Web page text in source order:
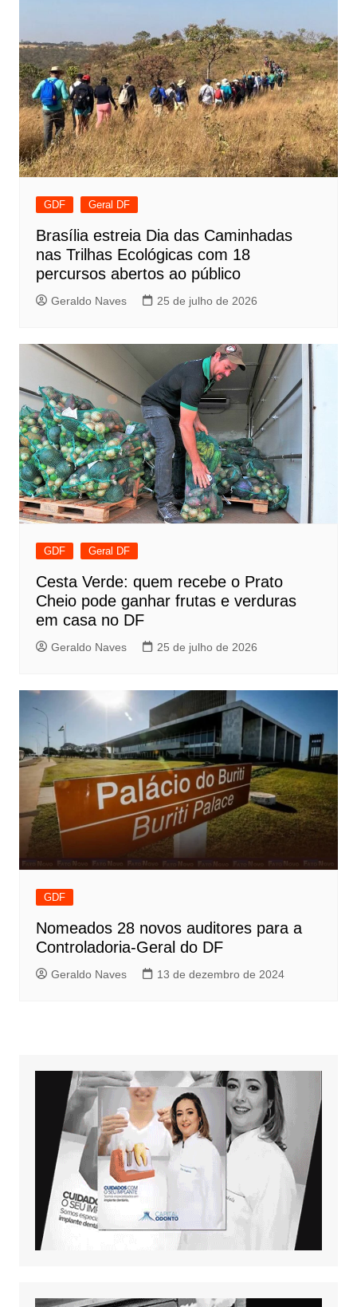
GDF Geral DF
Brasília estreia Dia das Caminhadas
nas Trilhas Ecológicas com 18
percursos abertos ao público
Geraldo Naves 25 de julho de 2026
GDF Geral DF
Cesta Verde: quem recebe o Prato
Cheio pode ganhar frutas e verduras
em casa no DF
Geraldo Naves 25 de julho de 2026
GDF
Nomeados 28 novos auditores para a
Controladoria-Geral do DF
Geraldo Naves 13 de dezembro de 2024